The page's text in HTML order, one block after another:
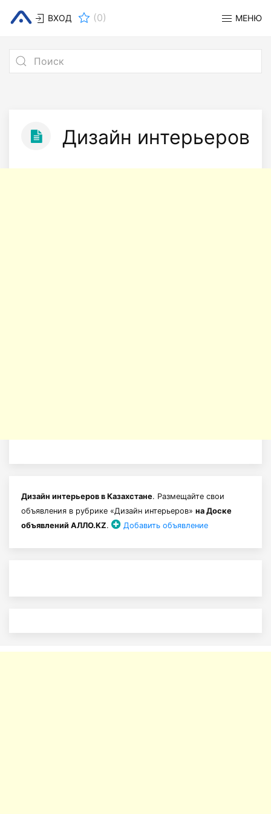
ВХОД (0) МЕНЮ
Дизайн интерьеров
Дизайн интерьеров в Казахстане. Размещайте свои
объявления в рубрике «Дизайн интерьеров» на Доске
объявлений АЛЛО.KZ. Добавить объявление